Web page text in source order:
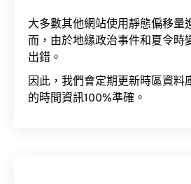
大多數其他網站使用靜態偏移量
而，由於地緣政治事件和夏令時
出錯。
因此，我們會定期更新時區資料
的時間資訊100%準確。